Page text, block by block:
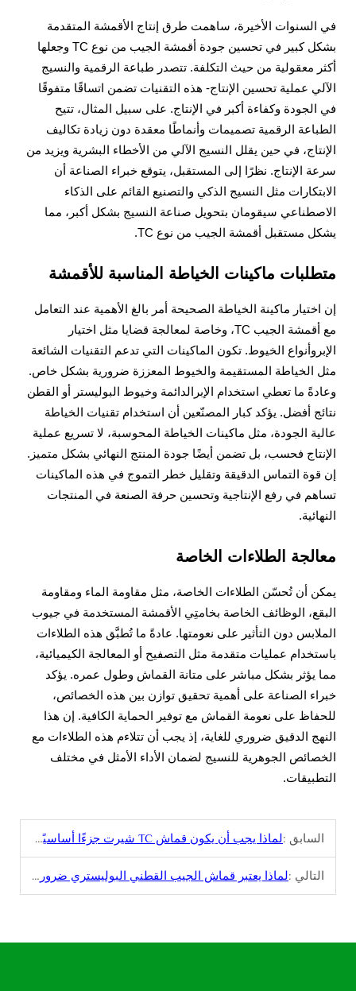
في السنوات الأخيرة، ساهمت طرق إنتاج الأقمشة المتقدمة
بشكل كبير في تحسين جودة أقمشة الجيب من نوع TC وجعلها
أكثر معقولية من حيث التكلفة. تتصدر طباعة الرقمية والنسيج
الآلي عملية تحسين الإنتاج- هذه التقنيات تضمن اتساقًا متفوقًا
في الجودة وكفاءة أكبر في الإنتاج. على سبيل المثال، تتيح
الطباعة الرقمية تصميمات وأنماطًا معقدة دون زيادة تكاليف
الإنتاج، في حين يقلل النسيج الآلي من الأخطاء البشرية ويزيد من
سرعة الإنتاج. نظرًا إلى المستقبل، يتوقع خبراء الصناعة أن
الابتكارات مثل النسيج الذكي والتصنيع القائم على الذكاء
الاصطناعي سيقومان بتحويل صناعة النسيج بشكل أكبر، مما
يشكل مستقبل أقمشة الجيب من نوع TC.
متطلبات ماكينات الخياطة المناسبة للأقمشة
إن اختيار ماكينة الخياطة الصحيحة أمر بالغ الأهمية عند التعامل
مع أقمشة الجيب TC، وخاصة لمعالجة قضايا مثل اختيار
الإبروأنواع الخيوط. تكون الماكينات التي تدعم التقنيات الشائعة
مثل الخياطة المستقيمة والخيوط المعززة ضرورية بشكل خاص.
وعادةً ما تعطي استخدام الإبرالدائمة وخيوط البوليستر أو القطن
نتائج أفضل. يؤكد كبار المصنّعين أن استخدام تقنيات الخياطة
عالية الجودة، مثل ماكينات الخياطة المحوسبة، لا تسريع عملية
الإنتاج فحسب، بل تضمن أيضًا جودة المنتج النهائي بشكل متميز.
إن قوة التماس الدقيقة وتقليل خطر التموج في هذه الماكينات
تساهم في رفع الإنتاجية وتحسين حرفة الصنعة في المنتجات
النهائية.
معالجة الطلاءات الخاصة
يمكن أن تُحسّن الطلاءات الخاصة، مثل مقاومة الماء ومقاومة
البقع، الوظائف الخاصة بخامتِي الأقمشة المستخدمة في جيوب
الملابس دون التأثير على نعومتها. عادةً ما تُطبَّق هذه الطلاءات
باستخدام عمليات متقدمة مثل التصفيح أو المعالجة الكيميائية،
مما يؤثر بشكل مباشر على متانة القماش وطول عمره. يؤكد
خبراء الصناعة على أهمية تحقيق توازن بين هذه الخصائص،
للحفاظ على نعومة القماش مع توفير الحماية الكافية. إن هذا
النهج الدقيق ضروري للغاية، إذ يجب أن تتلاءم هذه الطلاءات مع
الخصائص الجوهرية للنسيج لضمان الأداء الأمثل في مختلف
التطبيقات.
السابق :لماذا يجب أن يكون قماش TC شيرت جزءًا أساسيًا من خزانتك
التالي :لماذا يعتبر قماش الجيب القطني البوليستري ضروريًا للملابس الفاخرة